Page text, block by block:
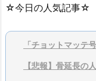
☆今日の人気記事☆
「チョットマッ
【悲報】骨延長の